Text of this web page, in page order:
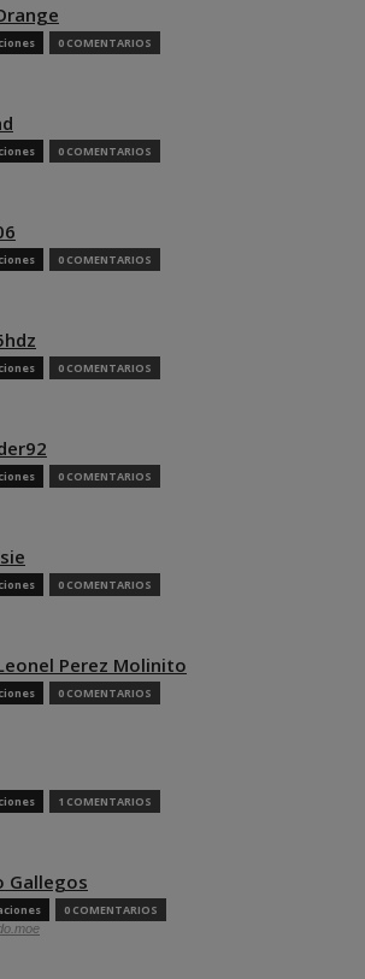
0 COMENTARIOS
0 COMENTARIOS
0 COMENTARIOS
0 COMENTARIOS
0 COMENTARIOS
0 COMENTARIOS
Perez Molinito
0 COMENTARIOS
1 COMENTARIOS
Gallegos
0 COMENTARIOS